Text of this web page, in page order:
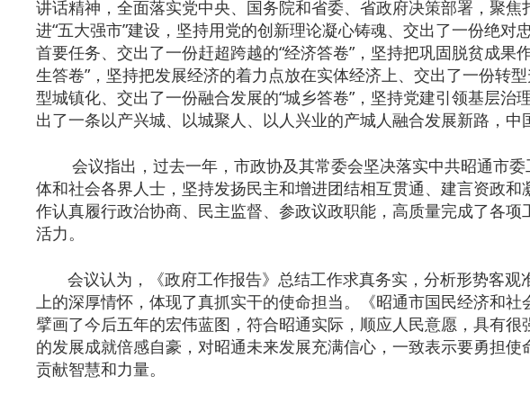
讲话精神，全面落实党中央、国务院和省委、省政府决策部署，聚焦
进“五大强市”建设，坚持用党的创新理论凝心铸魂、交出了一份绝对
首要任务、交出了一份赶超跨越的“经济答卷”，坚持把巩固脱贫成果
生答卷”，坚持把发展经济的着力点放在实体经济上、交出了一份转
型城镇化、交出了一份融合发展的“城乡答卷”，坚持党建引领基层治
出了一条以产兴城、以城聚人、以人兴业的产城人融合发展新路，中
会议指出，过去一年，市政协及其常委会坚决落实中共昭通市委
体和社会各界人士，坚持发扬民主和增进团结相互贯通、建言资政
作认真履行政治协商、民主监督、参政议政职能，高质量完成了各
活力。
会议认为，《政府工作报告》总结工作求真务实，分析形势客观
上的深厚情怀，体现了真抓实干的使命担当。《昭通市国民经济和社
擘画了今后五年的宏伟蓝图，符合昭通实际，顺应人民意愿，具有
的发展成就倍感自豪，对昭通未来发展充满信心，一致表示要勇担使
贡献智慧和力量。